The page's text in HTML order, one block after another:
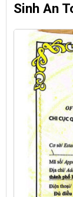
Sinh An